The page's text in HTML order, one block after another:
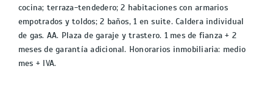
cocina; terraza-tendedero; 2 habitaciones con armarios
empotrados y toldos; 2 baños, 1 en suite. Caldera individual
de gas. AA. Plaza de garaje y trastero. 1 mes de fianza + 2
meses de garantía adicional. Honorarios inmobiliaria: medio
mes + IVA.